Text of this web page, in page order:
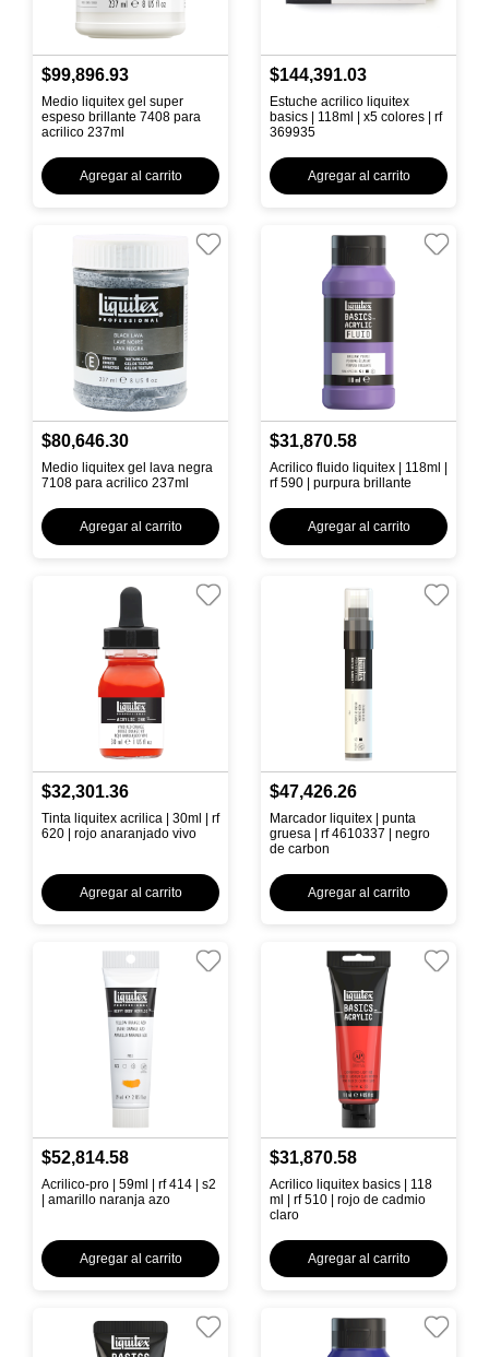
$99,896.93
Medio liquitex gel super
espeso brillante 7408 para
acrilico 237ml
Agregar al carrito
$144,391.03
Estuche acrilico liquitex
basics | 118ml | x5 colores | rf
369935
Agregar al carrito
$80,646.30
Medio liquitex gel lava negra
7108 para acrilico 237ml
Agregar al carrito
$31,870.58
Acrilico fluido liquitex | 118ml |
rf 590 | purpura brillante
Agregar al carrito
$32,301.36
Tinta liquitex acrilica | 30ml | rf
620 | rojo anaranjado vivo
Agregar al carrito
$47,426.26
Marcador liquitex | punta
gruesa | rf 4610337 | negro
de carbon
Agregar al carrito
$52,814.58
Acrilico-pro | 59ml | rf 414 | s2
| amarillo naranja azo
Agregar al carrito
$31,870.58
Acrilico liquitex basics | 118
ml | rf 510 | rojo de cadmio
claro
Agregar al carrito